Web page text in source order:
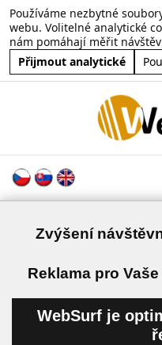
Používáme nezbytné
webu. Volitelné analytické
nám pomáhají měřit
Přijmout analytické
Zvýšení
Reklama pro
WebSurf je